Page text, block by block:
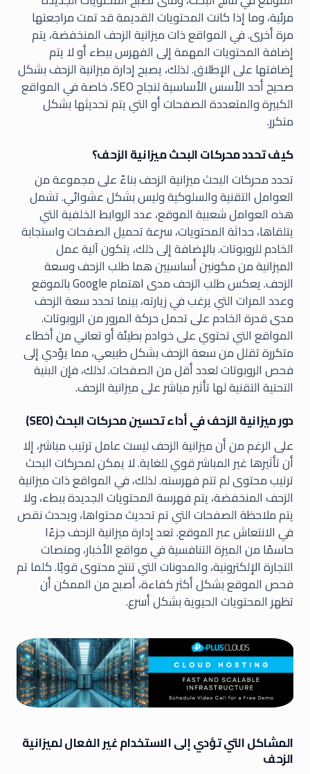
مرئية، وما إذا كانت المحتويات القديمة قد تمت مراجعتها
مرة أخرى. في المواقع ذات ميزانية الزحف المنخفضة، يتم
إضافة المحتويات المهمة إلى الفهرس ببطء أو لا يتم
إضافتها على الإطلاق. لذلك، يصبح إدارة ميزانية الزحف بشكل
صحيح أحد الأسس الأساسية لنجاح SEO، خاصة في المواقع
الكبيرة والمتعددة الصفحات أو التي يتم تحديثها بشكل
متكرر.
كيف تحدد محركات البحث ميزانية الزحف؟
تحدد محركات البحث ميزانية الزحف بناءً على مجموعة من
العوامل التقنية والسلوكية وليس بشكل عشوائي. تشمل
هذه العوامل شعبية الموقع، عدد الروابط الخلفية التي
يتلقاها، حداثة المحتويات، سرعة تحميل الصفحات واستجابة
الخادم للروبوتات. بالإضافة إلى ذلك، يتكون آلية عمل
الميزانية من مكونين أساسيين هما طلب الزحف وسعة
الزحف. يعكس طلب الزحف مدى اهتمام Google بالموقع
وعدد المرات التي يرغب في زيارته، بينما تحدد سعة الزحف
مدى قدرة الخادم على تحمل حركة المرور من الروبوتات.
المواقع التي تحتوي على خوادم بطيئة أو تعاني من أخطاء
متكررة تقلل من سعة الزحف بشكل طبيعي، مما يؤدي إلى
فحص الروبوتات لعدد أقل من الصفحات. لذلك، فإن البنية
التحتية التقنية لها تأثير مباشر على ميزانية الزحف.
دور ميزانية الزحف في أداء تحسين محركات البحث (SEO)
على الرغم من أن ميزانية الزحف ليست عامل ترتيب مباشر، إلا
أن تأثيرها غير المباشر قوي للغاية. لا يمكن لمحركات البحث
ترتيب محتوى لم تتم فهرسته. لذلك، في المواقع ذات ميزانية
الزحف المنخفضة، يتم فهرسة المحتويات الجديدة ببطء، ولا
يتم ملاحظة الصفحات التي تم تحديث محتواها، ويحدث نقص
في الانتعاش عبر الموقع. تعد إدارة ميزانية الزحف جزءًا
حاسمًا من الميزة التنافسية في مواقع الأخبار، ومنصات
التجارة الإلكترونية، والمدونات التي تنتج محتوى قويًا. كلما تم
فحص الموقع بشكل أكثر كفاءة، أصبح من الممكن أن
تظهر المحتويات الحيوية بشكل أسرع.
المشاكل التي تؤدي إلى الاستخدام غير الفعال لميزانية
الزحف